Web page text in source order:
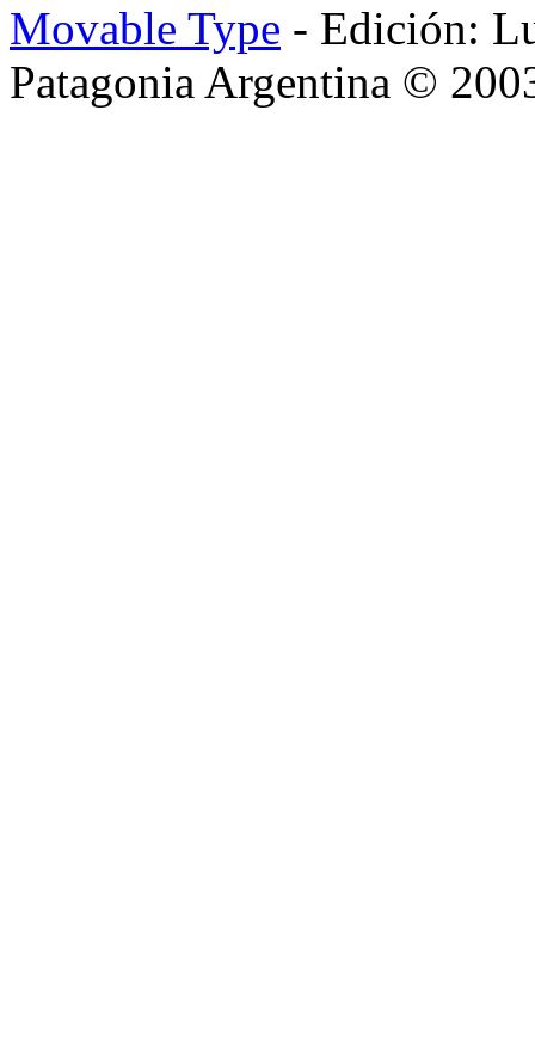
Movable Type - Edición:
Patagonia Argentina ©